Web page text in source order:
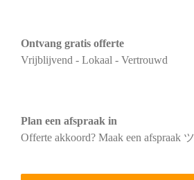
Ontvang gratis offerte
Vrijblijvend - Lokaal - Vertrouwd
Plan een afspraak in
Offerte akkoord? Maak een afspraak ツ